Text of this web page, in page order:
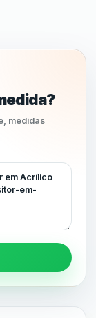
medidas